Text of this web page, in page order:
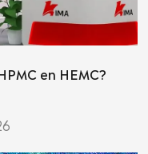
en HEMC?